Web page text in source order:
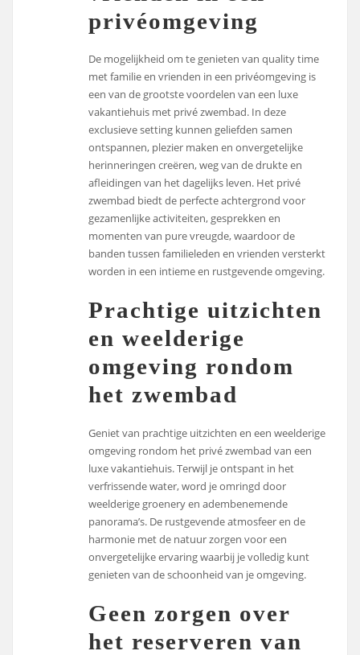
privéomgeving
De mogelijkheid om te genieten van quality time
met familie en vrienden in een privéomgeving is
een van de grootste voordelen van een luxe
vakantiehuis met privé zwembad. In deze
exclusieve setting kunnen geliefden samen
ontspannen, plezier maken en onvergetelijke
herinneringen creëren, weg van de drukte en
afleidingen van het dagelijks leven. Het privé
zwembad biedt de perfecte achtergrond voor
gezamenlijke activiteiten, gesprekken en
momenten van pure vreugde, waardoor de
banden tussen familieleden en vrienden versterkt
worden in een intieme en rustgevende omgeving.
Prachtige uitzichten
en weelderige
omgeving rondom
het zwembad
Geniet van prachtige uitzichten en een weelderige
omgeving rondom het privé zwembad van een
luxe vakantiehuis. Terwijl je ontspant in het
verfrissende water, word je omringd door
weelderige groenery en adembenemende
panorama’s. De rustgevende atmosfeer en de
harmonie met de natuur zorgen voor een
onvergetelijke ervaring waarbij je volledig kunt
genieten van de schoonheid van je omgeving.
Geen zorgen over
het reserveren van